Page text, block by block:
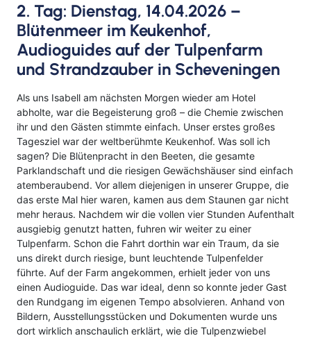
2. Tag: Dienstag, 14.04.2026 –
Blütenmeer im Keukenhof,
Audioguides auf der Tulpenfarm
und Strandzauber in Scheveningen
Als uns Isabell am nächsten Morgen wieder am Hotel
abholte, war die Begeisterung groß – die Chemie zwischen
ihr und den Gästen stimmte einfach. Unser erstes großes
Tagesziel war der weltberühmte Keukenhof. Was soll ich
sagen? Die Blütenpracht in den Beeten, die gesamte
Parklandschaft und die riesigen Gewächshäuser sind einfach
atemberaubend. Vor allem diejenigen in unserer Gruppe, die
das erste Mal hier waren, kamen aus dem Staunen gar nicht
mehr heraus. Nachdem wir die vollen vier Stunden Aufenthalt
ausgiebig genutzt hatten, fuhren wir weiter zu einer
Tulpenfarm. Schon die Fahrt dorthin war ein Traum, da sie
uns direkt durch riesige, bunt leuchtende Tulpenfelder
führte. Auf der Farm angekommen, erhielt jeder von uns
einen Audioguide. Das war ideal, denn so konnte jeder Gast
den Rundgang im eigenen Tempo absolvieren. Anhand von
Bildern, Ausstellungsstücken und Dokumenten wurde uns
dort wirklich anschaulich erklärt, wie die Tulpenzwiebel